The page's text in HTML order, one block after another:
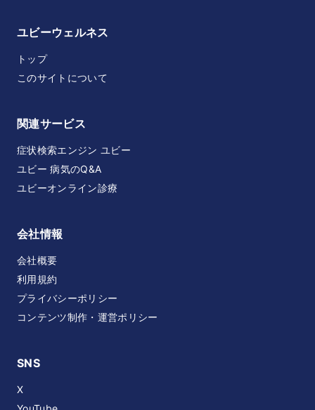
ユビーウェルネス
トップ
このサイトについて
関連サービス
症状検索エンジン ユビー
ユビー 病気のQ&A
ユビーオンライン診療
会社情報
会社概要
利用規約
プライバシーポリシー
コンテンツ制作・運営ポリシー
SNS
X